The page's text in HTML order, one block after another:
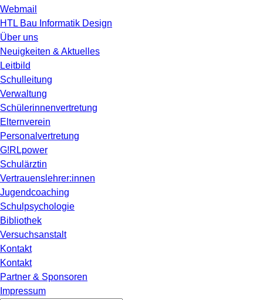
Webmail
HTL Bau Informatik Design
Über uns
Neuigkeiten & Aktuelles
Leitbild
Schulleitung
Verwaltung
Schülerinnenvertretung
Elternverein
Personalvertretung
G!RLpower
Schulärztin
Vertrauenslehrer:innen
Jugendcoaching
Schulpsychologie
Bibliothek
Versuchsanstalt
Kontakt
Kontakt
Partner & Sponsoren
Impressum